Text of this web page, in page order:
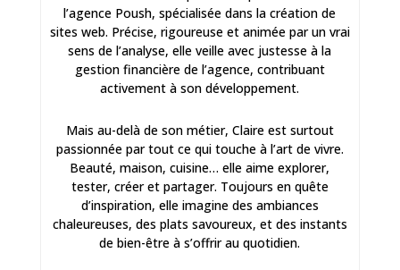
l’agence Poush, spécialisée dans la création de
sites web. Précise, rigoureuse et animée par un vrai
sens de l’analyse, elle veille avec justesse à la
gestion financière de l’agence, contribuant
activement à son développement.
Mais au-delà de son métier, Claire est surtout
passionnée par tout ce qui touche à l’art de vivre.
Beauté, maison, cuisine… elle aime explorer,
tester, créer et partager. Toujours en quête
d’inspiration, elle imagine des ambiances
chaleureuses, des plats savoureux, et des instants
de bien-être à s’offrir au quotidien.